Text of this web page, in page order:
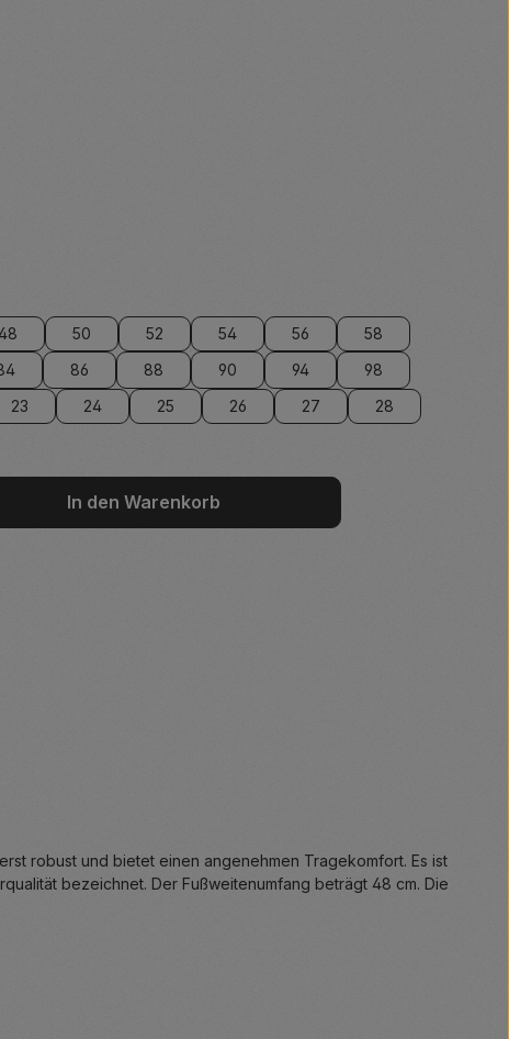
48 50 52 54 56
58
86 88 90 94
98
23 24 25 26 27
28
Wert ein oder benutze
In den Warenkorb
robust und bietet einen angenehmen Tragekomfort. Es ist
bezeichnet. Der Fußweitenumfang beträgt 48 cm. Die